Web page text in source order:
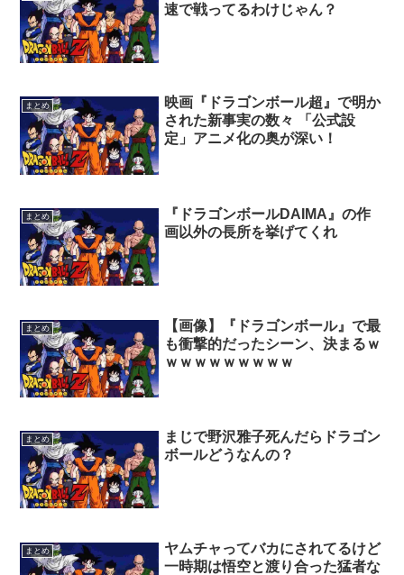
速で戦ってるわけじゃん？
まとめ
映画『ドラゴンボール超』で明か
された新事実の数々 「公式設
定」アニメ化の奥が深い！
まとめ
『ドラゴンボールDAIMA』の作
画以外の長所を挙げてくれ
まとめ
【画像】『ドラゴンボール』で最
も衝撃的だったシーン、決まるｗ
ｗｗｗｗｗｗｗｗｗ
まとめ
まじで野沢雅子死んだらドラゴン
ボールどうなんの？
まとめ
ヤムチャってバカにされてるけど
一時期は悟空と渡り合った猛者な